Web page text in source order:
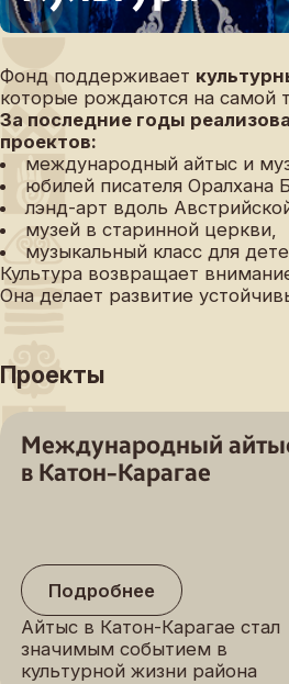
Фонд поддерживает
которые рождаются на самой
За последние годы
проектов:
международный айтыс и
юбилей писателя Оралхана
лэнд-арт вдоль
музей в старинной церкви,
музыкальный класс для
Культура возвращает
Она делает развитие
Проекты
Международный
в Катон-Карагае
Подробнее
Айтыс в Катон-Карагае стал
значимым событием в
культурной жизни района